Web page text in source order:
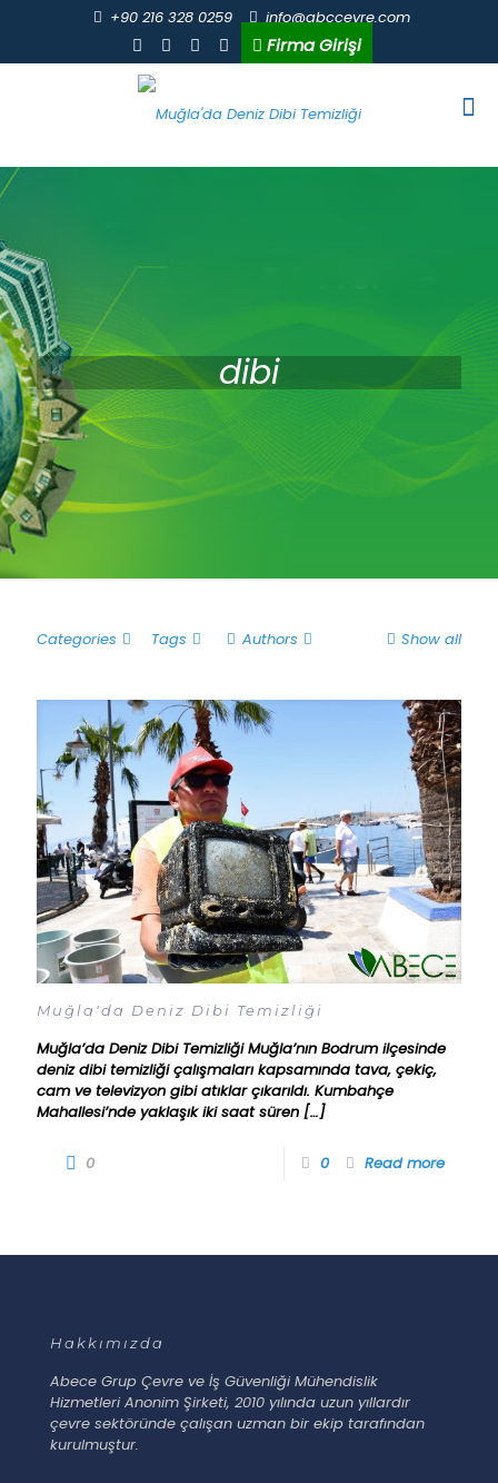
+90 216 328 0259 info@abccevre.com
Firma Girişi
dibi
Categories Tags Authors Show all
Muğla'da Deniz Dibi Temizliği
Muğla’da Deniz Dibi Temizliği Muğla’nın Bodrum ilçesinde
deniz dibi temizliği çalışmaları kapsamında tava, çekiç,
cam ve televizyon gibi atıklar çıkarıldı. Kumbahçe
Mahallesi’nde yaklaşık iki saat süren […]
0 0 Read more
Hakkımızda
Abece Grup Çevre ve İş Güvenliği Mühendislik
Hizmetleri Anonim Şirketi, 2010 yılında uzun yıllardır
çevre sektöründe çalışan uzman bir ekip tarafından
kurulmuştur.